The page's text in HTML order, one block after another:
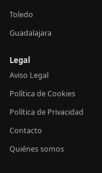
Toledo
Guadalajara
Legal
Aviso Legal
Política de Cookies
Política de Privacidad
Contacto
Quiénes somos